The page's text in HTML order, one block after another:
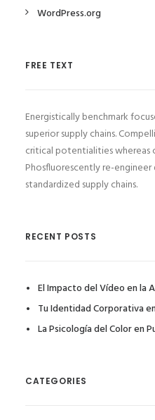
WordPress.org
FREE TEXT
Energistically benchmark
superior supply chains.
critical potentialities whereas
Phosfluorescently re-
standardized supply chains.
RECENT POSTS
El Impacto del Vídeo en la
Tu Identidad Corporativa
La Psicología del Color en
CATEGORIES